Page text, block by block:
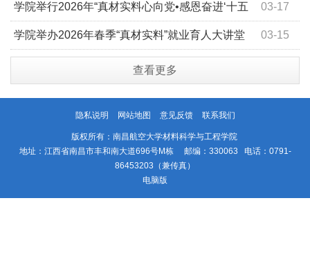
03-17
学院举行2026年“真材实料心向党•感恩奋进‘十五
五’”春季开学升旗仪式 03-15
学院举办2026年春季“真材实料”就业育人大讲堂
查看更多
隐私说明 网站地图 意见反馈 联系我们
版权所有：南昌航空大学材料科学与工程学院
地址：江西省南昌市丰和南大道696号M栋 邮编：330063 电话：0791-
86453203（兼传真）
电脑版